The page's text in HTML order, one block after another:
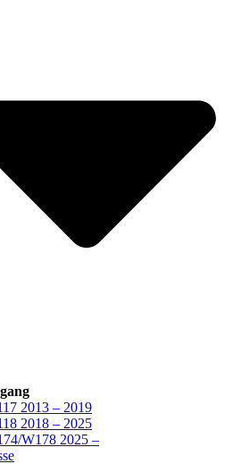
2013 – 2019
2018 – 2025
W178 2025 –